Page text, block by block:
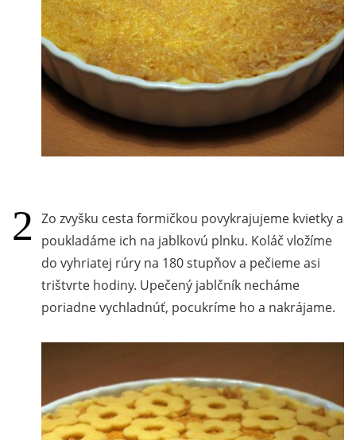
Zo zvyšku cesta formičkou povykrajujeme kvietky a
poukladáme ich na jablkovú plnku. Koláč vložíme
do vyhriatej rúry na 180 stupňov a pečieme asi
trištvrte hodiny. Upečený jablčník necháme
poriadne vychladnúť, pocukríme ho a nakrájame.